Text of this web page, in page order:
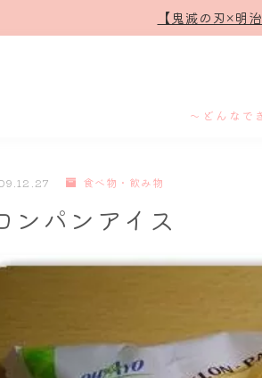
【鬼滅の刃×明
～どんなで
食べ物・飲み物
ンパンアイス